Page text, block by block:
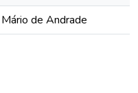
de Andrade